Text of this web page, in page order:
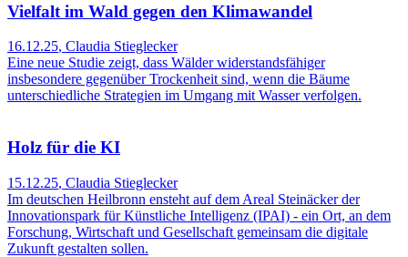
Vielfalt im Wald gegen den Klimawandel
16.12.25, Claudia Stieglecker
Eine neue Studie zeigt, dass Wälder widerstandsfähiger
insbesondere gegenüber Trockenheit sind, wenn die Bäume
unterschiedliche Strategien im Umgang mit Wasser verfolgen.
Holz für die KI
15.12.25, Claudia Stieglecker
Im deutschen Heilbronn ensteht auf dem Areal Steinäcker der
Innovationspark für Künstliche Intelligenz (IPAI) - ein Ort, an dem
Forschung, Wirtschaft und Gesellschaft gemeinsam die digitale
Zukunft gestalten sollen.